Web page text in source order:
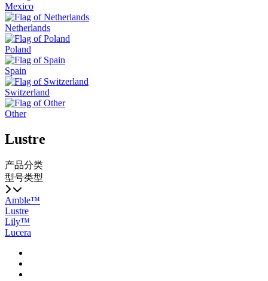
Mexico
Netherlands
Poland
Spain
Switzerland
Other
Lustre
产品分类
型号类型
Amble™
Lustre
Lily™
Lucera